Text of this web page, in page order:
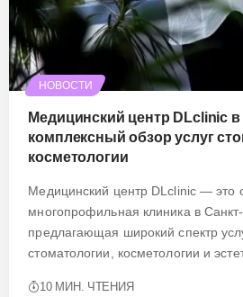
НОВОСТИ
Медицинский центр DLclinic в
комплексный обзор услуг
косметологии
Медицинский центр DLclinic — это
многопрофильная клиника в Санкт-
предлагающая широкий спектр
стоматологии, косметологии и
10 МИН. ЧТЕНИЯ